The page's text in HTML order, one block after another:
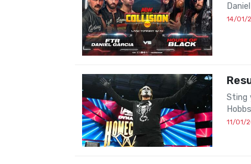
14/01/
Sting
Hobbs
11/01/